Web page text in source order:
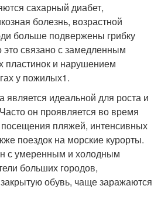
сахарный диабет,
болезнь, возрастной
больше подвержены грибку
это связано с замедленным
пластинок и нарушением
у пожилых1.
идеальной для роста и
он проявляется во время
посещения пляжей, интенсивных
поездок на морские курорты.
с умеренным и холодным
больших городов,
обувь, чаще заражаются